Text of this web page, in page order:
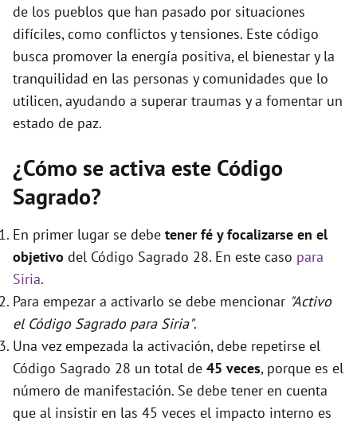
de los pueblos que han pasado por situaciones
difíciles, como conflictos y tensiones. Este código
busca promover la energía positiva, el bienestar y la
tranquilidad en las personas y comunidades que lo
utilicen, ayudando a superar traumas y a fomentar un
estado de paz.
¿Cómo se activa este Código
Sagrado?
En primer lugar se debe tener fé y focalizarse en el
objetivo del Código Sagrado 28. En este caso para
Siria.
Para empezar a activarlo se debe mencionar "Activo
el Código Sagrado para Siria".
Una vez empezada la activación, debe repetirse el
Código Sagrado 28 un total de 45 veces, porque es el
número de manifestación. Se debe tener en cuenta
que al insistir en las 45 veces el impacto interno es